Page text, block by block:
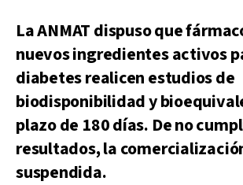
La ANMAT dispuso que
nuevos ingredientes activos
diabetes realicen estudios de
biodisponibilidad y
plazo de 180 días. De no
resultados, la
suspendida.